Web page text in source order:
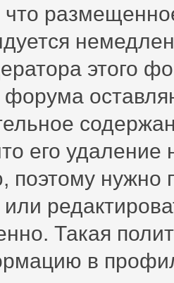
что
этого
форума
его
поэтому нужно
или
Такая
в